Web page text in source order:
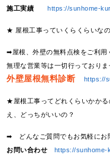
施工実績 https://sunhome-
★ 屋根工事っていくらくらいな
➡屋根、外壁の無料点検をご利用
無理な営業等は一切行っておりま
外壁屋根無料診断 https://
★屋根工事ってどれくらいかか
え、どっちがいいの？
➡ どんなご質問でもお気軽にお
お問い合わせ
https://sunhome-